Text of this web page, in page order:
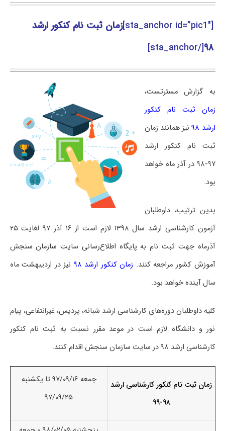
[sta_anchor id=”pic1″]
زمان ثبت نام کنکور ارشد
۹۸[/sta_anchor]
به گزارش مسترتست،
زمان ثبت نام کنکور
ارشد ۹۸
نیز همانند زمان
ثبت نام کنکور ارشد
۹۷-۹۸ در آذر ماه خواهد
بود.
بدین ترتیب، داوطلبان
آزمون کارشناسی ارشد سال ۱۳۹۸ لازم است از ۱۶ آذر ۹۷ لغایت ۲۵
آذرماه جهت ثبت نام به پایگاه اطلاع‌رسانی سایت سازمان سنجش
آموزش کشور مراجعه کنند. زمان کنکور ارشد ۹۸
نیز در اردیبهشت ماه
سال آینده خواهد بود.
کلیه داوطلبان دوره‌های کارشناسی ارشد شبانه، پردیس، غیرانتفاعی، پیام
نور و دانشگاه لازم است در موعد مقرر نسبت به ثبت نام کنکور
کارشناسی ارشد ۹۸ در سایت سازمان سنجش اقدام کنند.
زمان ثبت نام کنکور کارشناسی ارشد
۹۸-۹۹
جمعه ۹۷/۰۹/۱۶ تا یکشنبه
۹۷/۰۹/۲۵